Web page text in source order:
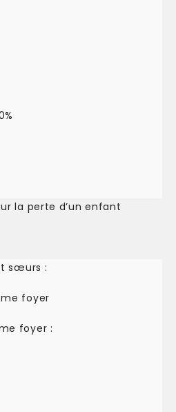
la perte d’un enfant
sœurs :
foyer
foyer :